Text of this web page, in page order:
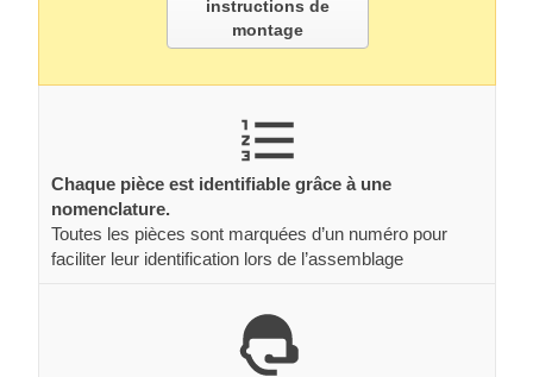
instructions de
montage
Chaque pièce est identifiable grâce à une
nomenclature.
Toutes les pièces sont marquées d’un numéro pour
faciliter leur identification lors de l’assemblage